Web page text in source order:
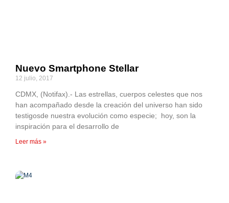
Nuevo Smartphone Stellar
12 julio, 2017
CDMX, (Notifax).- Las estrellas, cuerpos celestes que nos
han acompañado desde la creación del universo han sido
testigosde nuestra evolución como especie; hoy, son la
inspiración para el desarrollo de
Leer más »